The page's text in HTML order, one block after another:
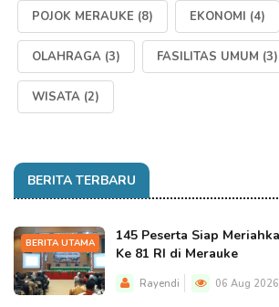
POJOK MERAUKE (8) EKONOMI (4)
OLAHRAGA (3) FASILITAS UMUM (3)
WISATA (2)
BERITA TERBARU
BERITA UTAMA
145 Peserta Siap
Ke 81 RI di Merauke
Rayendi 06 Aug